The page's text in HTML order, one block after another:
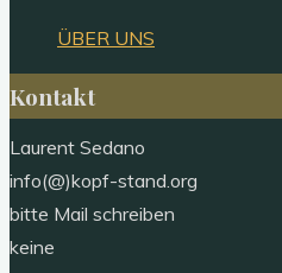
ÜBER UNS
Kontakt
Laurent Sedano
info(@)kopf-stand.org
bitte Mail schreiben
keine